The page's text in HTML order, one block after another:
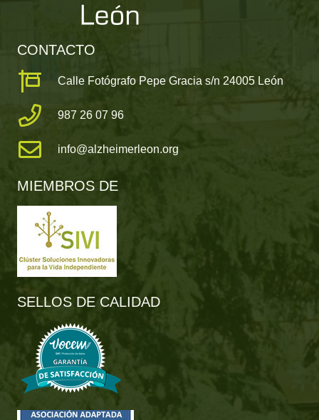
CONTACTO
Calle Fotógrafo Pepe Gracia s/n 24005 León
987 26 07 96
info@alzheimerleon.org
MIEMBROS DE
SELLOS DE CALIDAD